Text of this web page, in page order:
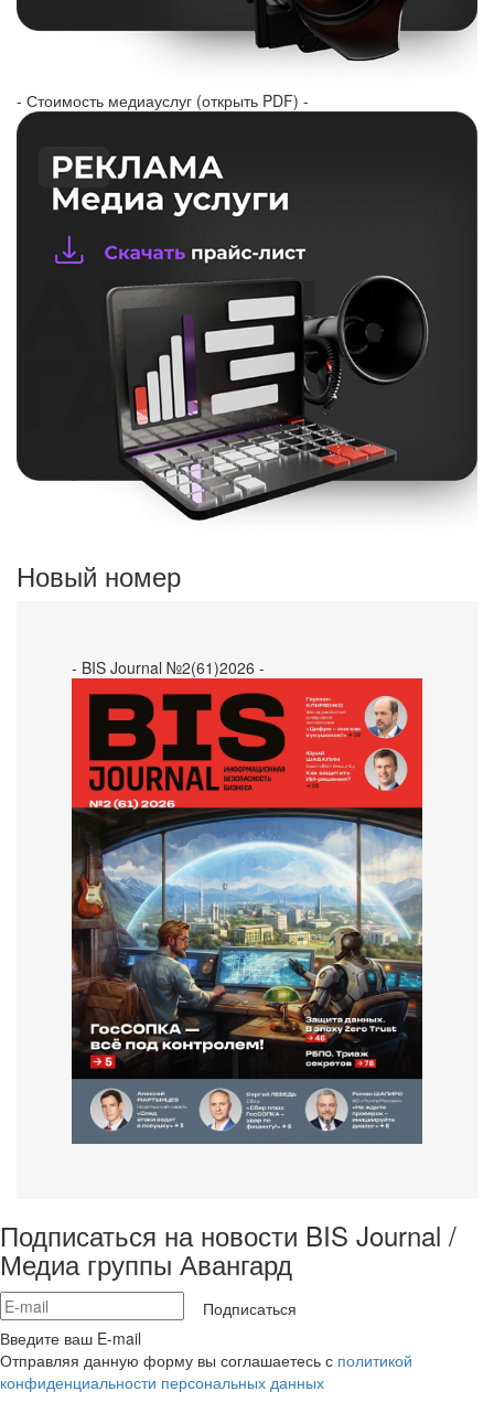
- Стоимость медиауслуг (открыть PDF) -
Новый номер
- BIS Journal №2(61)2026 -
Подписаться на новости BIS Journal /
Медиа группы Авангард
Подписаться
Введите ваш E-mail
Отправляя данную форму вы соглашаетесь с политикой
конфиденциальности персональных данных